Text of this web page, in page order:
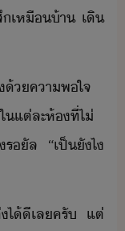
เหื​้า​ ​เิ​
​คาพใจ​
แต่ละ​ห้​ที่​ไ่​
ัล​ ​“​เป็​ัไ​
ไ้ี​เล​ครั​ ​แต่​